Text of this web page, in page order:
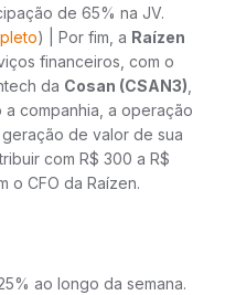
de 65% na JV.
) | Por fim, a Raízen
financeiros, com o
da Cosan (CSAN3)
companhia, a operação
de valor de sua
com R$ 300 a R$
o CFO da Raízen.
ao longo da semana.